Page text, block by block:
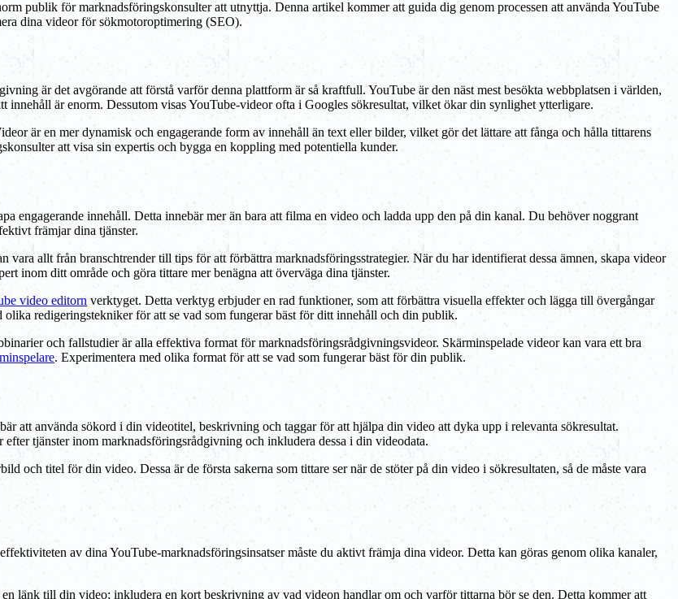
publik för marknadsföringskonsulter att utnyttja. Denna artikel kommer att guida dig genom processen att använda YouTube
dina videor för sökmotoroptimering (SEO).
är det avgörande att förstå varför denna plattform är så kraftfull. YouTube är den näst mest besökta webbplatsen i världen,
är enorm. Dessutom visas YouTube-videor ofta i Googles sökresultat, vilket ökar din synlighet ytterligare.
är en mer dynamisk och engagerande form av innehåll än text eller bilder, vilket gör det lättare att fånga och hålla tittarens
att visa sin expertis och bygga en koppling med potentiella kunder.
engagerande innehåll. Detta innebär mer än bara att filma en video och ladda upp den på din kanal. Du behöver noggrant
främjar dina tjänster.
vara allt från branschtrender till tips för att förbättra marknadsföringsstrategier. När du har identifierat dessa ämnen, skapa videor
inom ditt område och göra tittare mer benägna att överväga dina tjänster.
video editorn verktyget. Detta verktyg erbjuder en rad funktioner, som att förbättra visuella effekter och lägga till övergångar
redigeringstekniker för att se vad som fungerar bäst för ditt innehåll och din publik.
och fallstudier är alla effektiva format för marknadsföringsrådgivningsvideor. Skärminspelade videor kan vara ett bra
. Experimentera med olika format för att se vad som fungerar bäst för din publik.
att använda sökord i din videotitel, beskrivning och taggar för att hjälpa din video att dyka upp i relevanta sökresultat.
tjänster inom marknadsföringsrådgivning och inkludera dessa i din videodata.
och titel för din video. Dessa är de första sakerna som tittare ser när de stöter på din video i sökresultaten, så de måste vara
av dina YouTube-marknadsföringsinsatser måste du aktivt främja dina videor. Detta kan göras genom olika kanaler,
länk till din video; inkludera en kort beskrivning av vad videon handlar om och varför tittarna bör se den. Detta kommer att